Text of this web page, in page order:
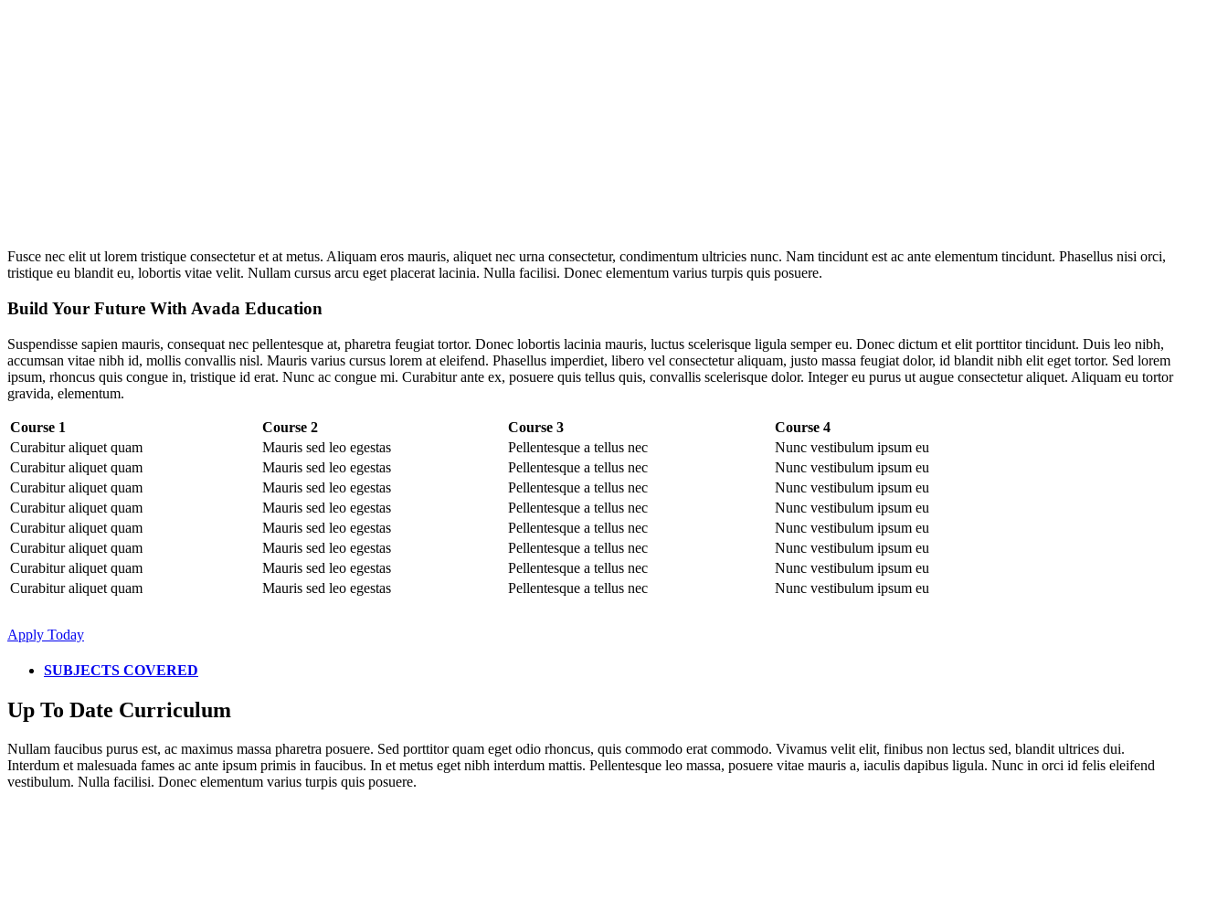
Fusce nec elit ut lorem tristique consectetur et at metus. Aliquam eros mauris, aliquet nec urna consectetur, condimentum ultricies nunc. Nam tincidunt est ac ante elementum tincidunt. Phasellus nisi orci,
tristique eu blandit eu, lobortis vitae velit. Nullam cursus arcu eget placerat lacinia. Nulla facilisi. Donec elementum varius turpis quis posuere.
Build Your Future With Avada Education
Suspendisse sapien mauris, consequat nec pellentesque at, pharetra feugiat tortor. Donec lobortis lacinia mauris, luctus scelerisque ligula semper eu. Donec dictum et elit porttitor tincidunt. Duis leo nibh,
accumsan vitae nibh id, mollis convallis nisl. Mauris varius cursus lorem at eleifend. Phasellus imperdiet, libero vel consectetur aliquam, justo massa feugiat dolor, id blandit nibh elit eget tortor. Sed lorem
ipsum, rhoncus quis congue in, tristique id erat. Nunc ac congue mi. Curabitur ante ex, posuere quis tellus quis, convallis scelerisque dolor. Integer eu purus ut augue consectetur aliquet. Aliquam eu tortor
gravida, elementum.
Course 1 Course 2 Course 3
Course 4
Curabitur aliquet quam
Mauris sed leo egestas Pellentesque a tellus nec
Nunc vestibulum ipsum eu
Curabitur aliquet quam
Mauris sed leo egestas Pellentesque a tellus nec
Nunc vestibulum ipsum eu
Curabitur aliquet quam
Mauris sed leo egestas Pellentesque a tellus nec
Nunc vestibulum ipsum eu
Curabitur aliquet quam
Mauris sed leo egestas Pellentesque a tellus nec
Nunc vestibulum ipsum eu
Curabitur aliquet quam
Mauris sed leo egestas Pellentesque a tellus nec
Nunc vestibulum ipsum eu
Curabitur aliquet quam
Mauris sed leo egestas Pellentesque a tellus nec
Nunc vestibulum ipsum eu
Curabitur aliquet quam
Mauris sed leo egestas Pellentesque a tellus nec
Nunc vestibulum ipsum eu
Curabitur aliquet quam
Mauris sed leo egestas Pellentesque a tellus nec Nunc vestibulum ipsum eu
Apply Today
SUBJECTS COVERED
Up To Date Curriculum
Nullam faucibus purus est, ac maximus massa pharetra posuere. Sed porttitor quam eget odio rhoncus, quis commodo erat commodo. Vivamus velit elit, finibus non lectus sed, blandit ultrices dui.
Interdum et malesuada fames ac ante ipsum primis in faucibus. In et metus eget nibh interdum mattis. Pellentesque leo massa, posuere vitae mauris a, iaculis dapibus ligula. Nunc in orci id felis eleifend
vestibulum. Nulla facilisi. Donec elementum varius turpis quis posuere.